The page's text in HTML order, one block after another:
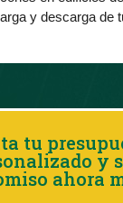
y descarga de
tu
y
ahora